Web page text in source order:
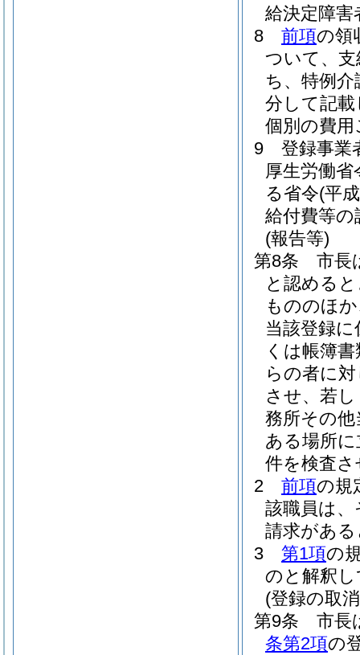
給決定障
8
前項の領
ついて、
ち、特例
分して記
個別の費
9
登録事業
厚生労働省
る省令(平
給付費等
(報告等)
第8条
市長
と認める
もののほ
当該登録
くは帳簿
らの者に
させ、若
務所その
ある場所
件を検査
2
前項の規
該職員は
請求があ
3
第1項の
のと解釈
(登録の取
第9条
市長
条第2項の